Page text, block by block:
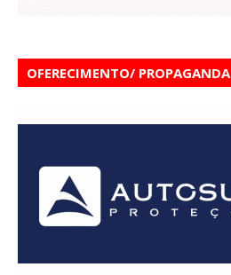
OFERECIMENTO/ PROPAGANDA